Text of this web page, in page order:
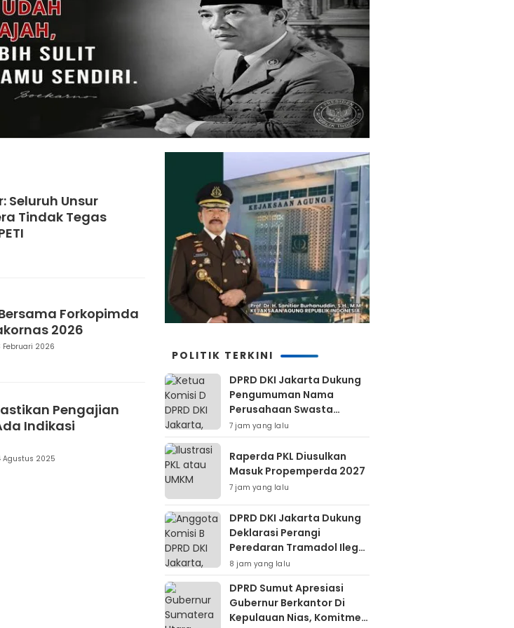
Seluruh Unsur
Tindak Tegas
Forkopimda
2026
Februari 2026
Pengajian
Indikasi
Agustus 2025
POLITIK TERKINI
DPRD DKI Jakarta Dukung
Pengumuman Nama
Perusahaan Swasta
Pembuang Sampah Ilegal
7 jam yang lalu
Raperda PKL Diusulkan
Masuk Propemperda 2027
7 jam yang lalu
DPRD DKI Jakarta Dukung
Deklarasi Perangi
Peredaran Tramadol Ilegal
Untuk Lindungi Generasi
Muda
8 jam yang lalu
DPRD Sumut Apresiasi
Gubernur Berkantor Di
Kepulauan Nias, Komitmen